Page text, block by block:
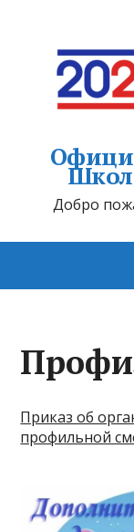
Добро
Приказ об
профильной